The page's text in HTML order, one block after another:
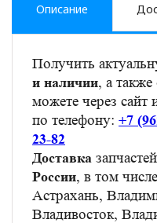
Описание
Получить
и наличии, а
можете через сайт
по телефону: +7
23-82
Доставка
России, в том
Астрахань,
Владивосток,